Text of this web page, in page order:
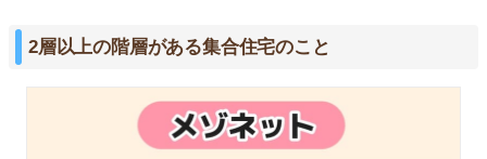
2層以上の階層がある集合住宅のこと